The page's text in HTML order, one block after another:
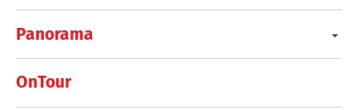
Panorama
OnTour